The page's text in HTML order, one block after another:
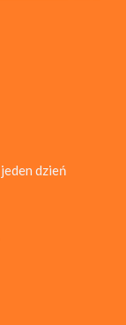
dzień